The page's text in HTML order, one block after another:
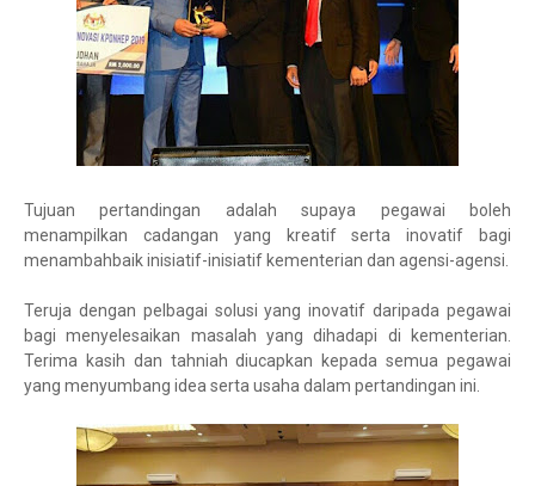
Tujuan pertandingan adalah supaya pegawai boleh
menampilkan cadangan yang kreatif serta inovatif bagi
menambahbaik inisiatif-inisiatif kementerian dan agensi-agensi.
Teruja dengan pelbagai solusi yang inovatif daripada pegawai
bagi menyelesaikan masalah yang dihadapi di kementerian.
Terima kasih dan tahniah diucapkan kepada semua pegawai
yang menyumbang idea serta usaha dalam pertandingan ini.